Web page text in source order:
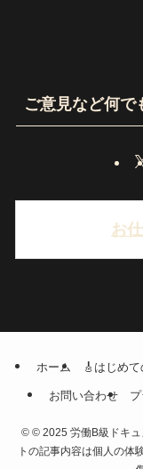
ご意見など何
お
ホーム 🎸はじめ
お問い合わせ
©© 2025 労働B級ドキュ
トの記事内容は個人の体